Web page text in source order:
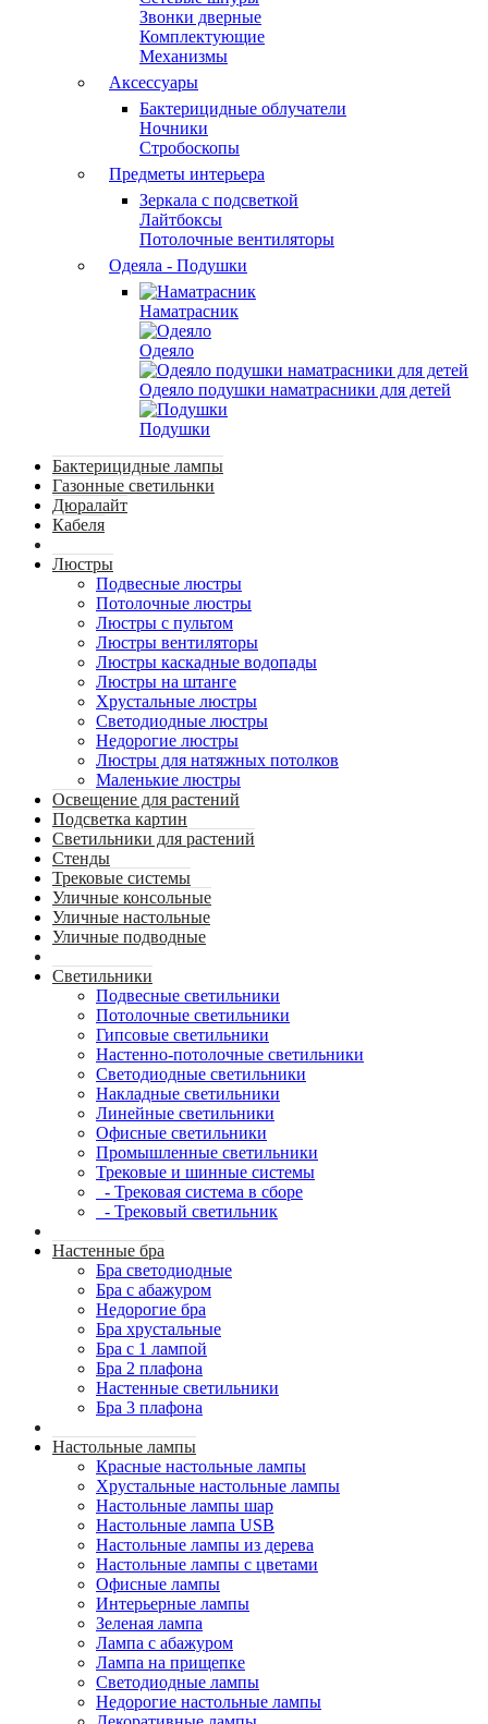
Звонки дверные
Комплектующие
Механизмы
Аксессуары
Бактерицидные облучатели
Ночники
Стробоскопы
Предметы интерьера
Зеркала с подсветкой
Лайтбоксы
Потолочные вентиляторы
Одеяла - Подушки
Наматрасник
Одеяло
Одеяло подушки наматрасники для детей
Подушки
Бактерицидные лампы
Газонные светильнки
Дюралайт
Кабеля
Люстры
Подвесные люстры
Потолочные люстры
Люстры с пультом
Люстры вентиляторы
Люстры каскадные водопады
Люстры на штанге
Хрустальные люстры
Светодиодные люстры
Недорогие люстры
Люстры для натяжных потолков
Маленькие люстры
Освещение для растений
Подсветка картин
Светильники для растений
Стенды
Трековые системы
Уличные консольные
Уличные настольные
Уличные подводные
Светильники
Подвесные светильники
Потолочные светильники
Гипсовые светильники
Настенно-потолочные светильники
Светодиодные светильники
Накладные светильники
Линейные светильники
Офисные светильники
Промышленные светильники
Трековые и шинные системы
- Трековая система в сборе
- Трековый светильник
Настенные бра
Бра светодиодные
Бра с абажуром
Недорогие бра
Бра хрустальные
Бра с 1 лампой
Бра 2 плафона
Настенные светильники
Бра 3 плафона
Настольные лампы
Красные настольные лампы
Хрустальные настольные лампы
Настольные лампы шар
Настольные лампа USB
Настольные лампы из дерева
Настольные лампы с цветами
Офисные лампы
Интерьерные лампы
Зеленая лампа
Лампа с абажуром
Лампа на прищепке
Светодиодные лампы
Недорогие настольные лампы